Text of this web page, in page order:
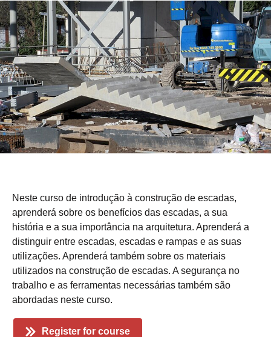
Neste curso de introdução à construção de escadas,
aprenderá sobre os benefícios das escadas, a sua
história e a sua importância na arquitetura. Aprenderá a
distinguir entre escadas, escadas e rampas e as suas
utilizações. Aprenderá também sobre os materiais
utilizados na construção de escadas. A segurança no
trabalho e as ferramentas necessárias também são
abordadas neste curso.
Register for course